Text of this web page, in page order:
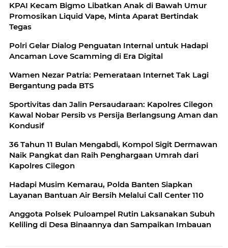
KPAI Kecam Bigmo Libatkan Anak di Bawah Umur
Promosikan Liquid Vape, Minta Aparat Bertindak
Tegas
Polri Gelar Dialog Penguatan Internal untuk Hadapi
Ancaman Love Scamming di Era Digital
Wamen Nezar Patria: Pemerataan Internet Tak Lagi
Bergantung pada BTS
Sportivitas dan Jalin Persaudaraan: Kapolres Cilegon
Kawal Nobar Persib vs Persija Berlangsung Aman dan
Kondusif
36 Tahun 11 Bulan Mengabdi, Kompol Sigit Dermawan
Naik Pangkat dan Raih Penghargaan Umrah dari
Kapolres Cilegon
Hadapi Musim Kemarau, Polda Banten Siapkan
Layanan Bantuan Air Bersih Melalui Call Center 110
Anggota Polsek Puloampel Rutin Laksanakan Subuh
Keliling di Desa Binaannya dan Sampaikan Imbauan